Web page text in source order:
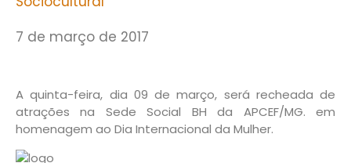
7 de março de 2017
A quinta-feira, dia 09 de março, será recheada de
atrações na Sede Social BH da APCEF/MG. em
homenagem ao Dia Internacional da Mulher.